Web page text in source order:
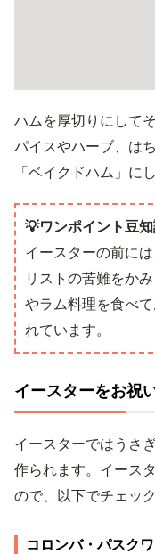
ハムを厚切りにして
パイスやハーブ、は
「ベイクドハム」に
💡ワンポイント豆
イースターの前に
リストの苦難をか
やラム料理を食べ
れています。
イースターをお祝
イースターではうさ
作られます。イース
ので、以下でチェッ
コロンバ・パスク